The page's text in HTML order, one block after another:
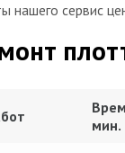
нашего сервис
мин.